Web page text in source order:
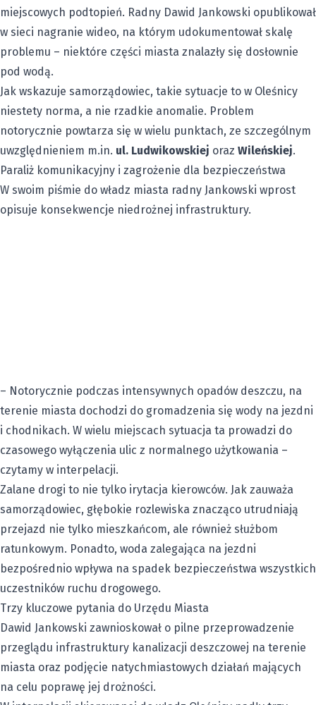
miejscowych podtopień. Radny Dawid Jankowski opublikował
w sieci nagranie wideo, na którym udokumentował skalę
problemu – niektóre części miasta znalazły się dosłownie
pod wodą.
Jak wskazuje samorządowiec, takie sytuacje to w Oleśnicy
niestety norma, a nie rzadkie anomalie. Problem
notorycznie powtarza się w wielu punktach, ze szczególnym
uwzględnieniem m.in. ul. Ludwikowskiej oraz Wileńskiej.
Paraliż komunikacyjny i zagrożenie dla bezpieczeństwa
W swoim piśmie do władz miasta radny Jankowski wprost
opisuje konsekwencje niedrożnej infrastruktury.
– Notorycznie podczas intensywnych opadów deszczu, na
terenie miasta dochodzi do gromadzenia się wody na jezdni
i chodnikach. W wielu miejscach sytuacja ta prowadzi do
czasowego wyłączenia ulic z normalnego użytkowania –
czytamy w interpelacji.
Zalane drogi to nie tylko irytacja kierowców. Jak zauważa
samorządowiec, głębokie rozlewiska znacząco utrudniają
przejazd nie tylko mieszkańcom, ale również służbom
ratunkowym. Ponadto, woda zalegająca na jezdni
bezpośrednio wpływa na spadek bezpieczeństwa wszystkich
uczestników ruchu drogowego.
Trzy kluczowe pytania do Urzędu Miasta
Dawid Jankowski zawnioskował o pilne przeprowadzenie
przeglądu infrastruktury kanalizacji deszczowej na terenie
miasta oraz podjęcie natychmiastowych działań mających
na celu poprawę jej drożności.